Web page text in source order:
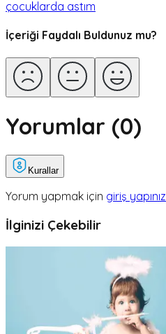
çocuklarda astım
İçeriği Faydalı Buldunuz mu?
Yorumlar (0)
Kurallar
Yorum yapmak için giriş yapınız
İlginizi Çekebilir